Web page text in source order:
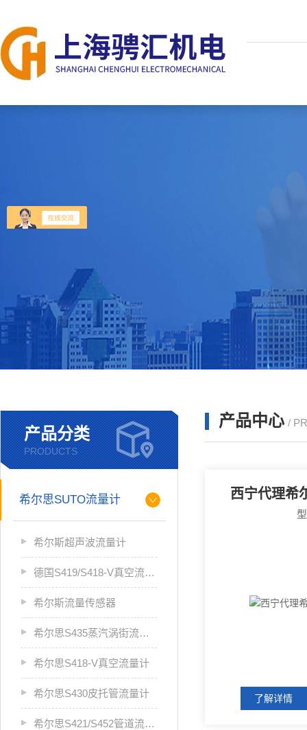
产品分类
PRODUCTS
希尔思SUTO流量计
希尔斯超声波流量计
德国S419/S418-V真空流量计
希尔斯流量传感器
希尔思S435蒸汽涡街流量计
希尔思S418-V真空流量计
希尔思S430皮托管流量计
希尔思S421/S452管道流量计
产品中心 /
西宁代理希
了解详情